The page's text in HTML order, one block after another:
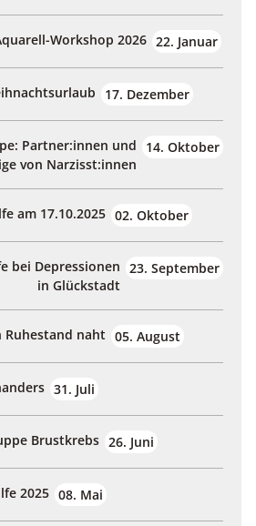
Workshop 2026 22. Januar
17. Dezember
Partner:innen und
von Narzisst:innen
14. Oktober
am 17.10.2025 02. Oktober
bei Depressionen
in Glückstadt
23. September
Ruhestand naht 05. August
31. Juli
Brustkrebs 26. Juni
2025 08. Mai